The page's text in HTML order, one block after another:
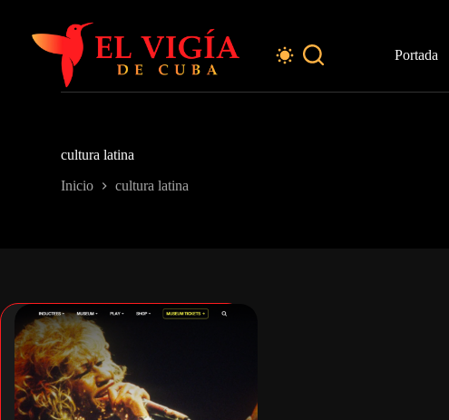
contenido
Portada
cultura latina
Inicio cultura latina